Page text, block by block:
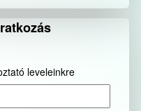
leveleinkre